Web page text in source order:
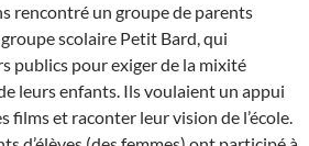
rencontré un groupe de parents
scolaire Petit Bard, qui
publics pour exiger de la mixité
leurs enfants. Ils voulaient un appui
films et raconter leur vision de l’école.